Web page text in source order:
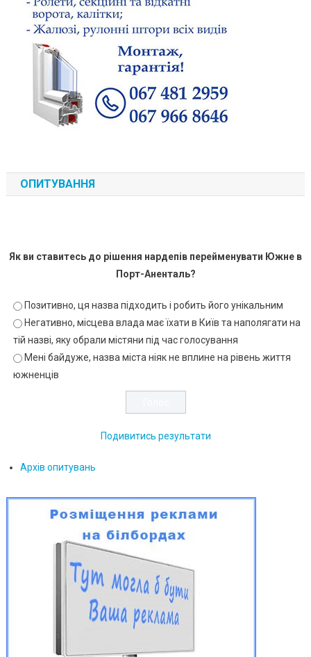
ОПИТУВАННЯ
Як ви ставитесь до рішення нардепів перейменувати Южне в
Порт-Аненталь?
Позитивно, ця назва підходить і робить його унікальним
Негативно, місцева влада має їхати в Київ та наполягати на
тій назві, яку обрали містяни під час голосування
Мені байдуже, назва міста ніяк не вплине на рівень життя
южненців
Подивитись результати
Архів опитувань